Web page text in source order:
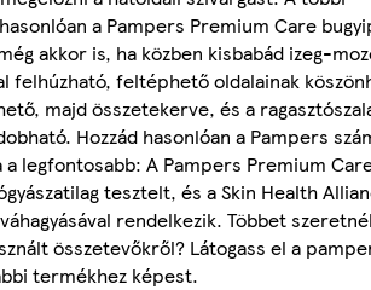
a Pampers Premium Care
akkor is, ha közben kisbabád izeg-
felhúzható, feltéphető oldalainak
majd összetekerve, és a
Hozzád hasonlóan a Pampers
a legfontosabb: A Pampers Premium
tesztelt, és a Skin Health
rendelkezik. Többet
összetevőkről? Látogass el a
termékhez képest.